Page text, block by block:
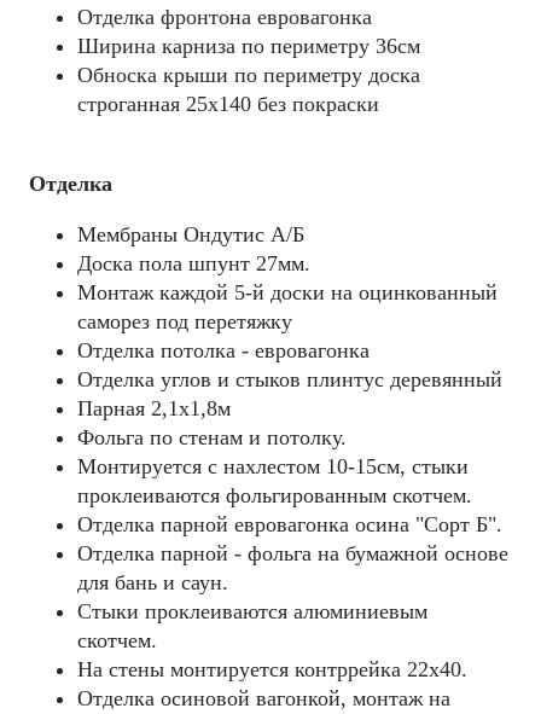
Отделка фронтона евровагонка
Ширина карниза по периметру 36см
Обноска крыши по периметру доска
строганная 25х140 без покраски
Отделка
Мембраны Ондутис А/Б
Доска пола шпунт 27мм.
Монтаж каждой 5-й доски на оцинкованный
саморез под перетяжку
Отделка потолка - евровагонка
Отделка углов и стыков плинтус деревянный
Парная 2,1х1,8м
Фольга по стенам и потолку.
Монтируется с нахлестом 10-15см, стыки
проклеиваются фольгированным скотчем.
Отделка парной евровагонка осина "Сорт Б".
Отделка парной - фольга на бумажной основе
для бань и саун.
Стыки проклеиваются алюминиевым
скотчем.
На стены монтируется контррейка 22х40.
Отделка осиновой вагонкой, монтаж на